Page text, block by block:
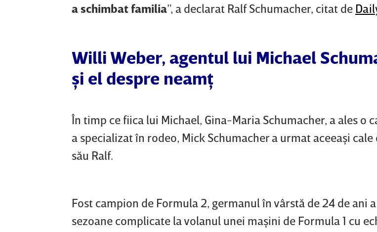
a schimbat familia”, a declarat Ralf Schumacher, citat de
Willi Weber, agentul lui Michael
şi el despre neamţ
În timp ce fiica lui Michael, Gina-Maria Schumacher, a ales o
a specializat în rodeo, Mick Schumacher a urmat aceeaşi
său Ralf.
Fost campion de Formula 2, germanul în vârstă de 24 de ani
sezoane complicate la volanul unei maşini de Formula 1 cu